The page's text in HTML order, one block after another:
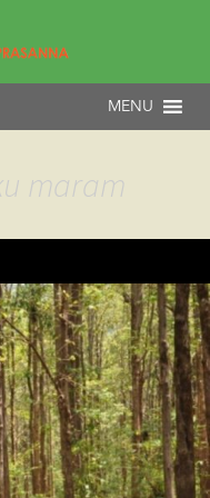
maram